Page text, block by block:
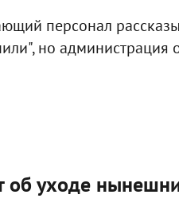
персонал
но администрация
уходе